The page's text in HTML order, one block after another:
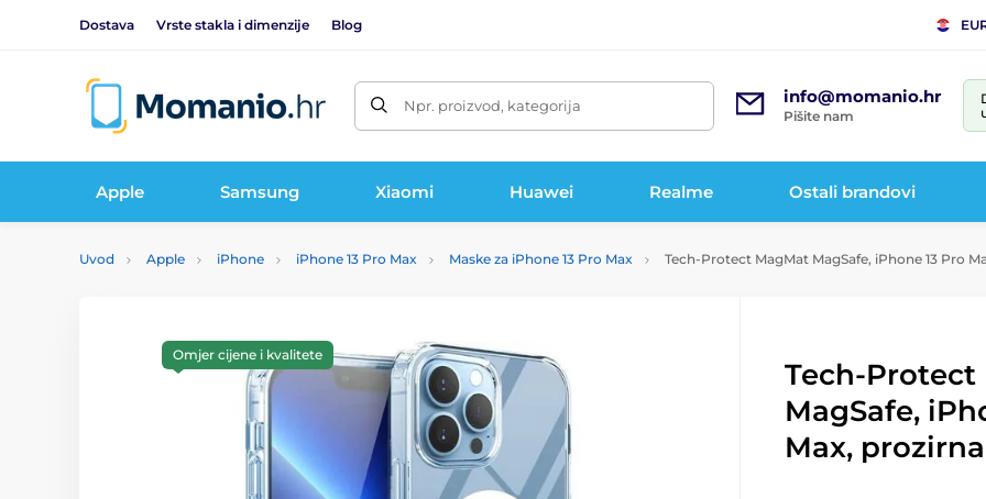
Dostava Vrste stakla i dimenzije Blog
Npr. proizvod, kategorija info@momanio.hr
Pišite nam
Apple Samsung Xiaomi Huawei Realme Ostali brandovi
Uvod Apple iPhone iPhone 13 Pro Max Maske za iPhone 13 Pro Max Tech-Protect MagMat MagSafe, iPhone 13 Pro
Omjer cijene i kvalitete
Tech-Protect
MagSafe,
Max, prozirna